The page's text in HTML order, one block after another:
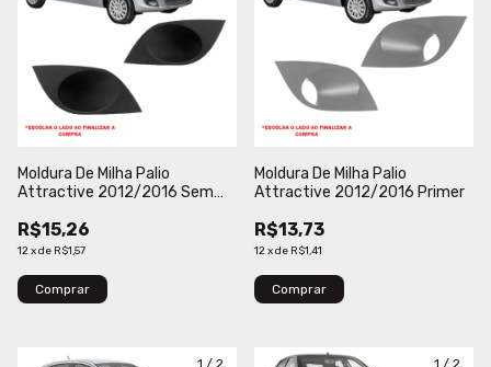
Moldura De Milha Palio
Attractive 2012/2016 Sem
R$15,26
12xde R$1,57
Comprar
Moldura De Milha Palio
Attractive 2012/2016 Primer
R$13,73
12xde R$1,41
Comprar
1 / 2 1 / 2